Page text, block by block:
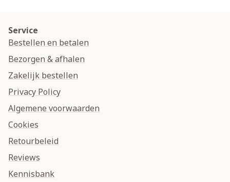
Service
Bestellen en betalen
Bezorgen & afhalen
Zakelijk bestellen
Privacy Policy
Algemene voorwaarden
Cookies
Retourbeleid
Reviews
Kennisbank